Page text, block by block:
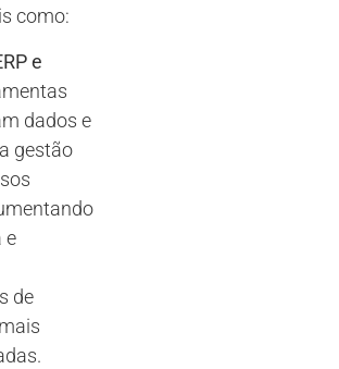
como:
e
dados e
gestão
e
de